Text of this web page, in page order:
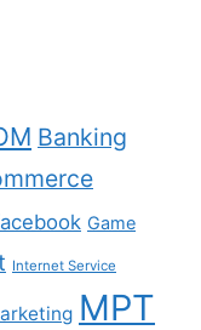
Banking
Game
Internet Service
MPT